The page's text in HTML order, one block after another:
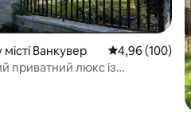
Ванкувер Середня
4,96 (100)
приватний люкс із